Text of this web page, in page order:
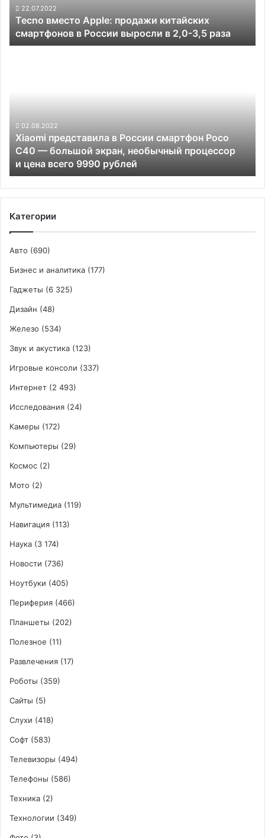
России
выросли
2,0-
22.07.2022
Tecno вместо Apple: продажи китайских
смартфонов в России выросли в 2,0-3,5 раза
C40
—
большой
экран,
необычный
процессор
и цена
всего
02.08.2022
Xiaomi представила в России смартфон Poco
C40 — большой экран, необычный процессор
и цена всего 9990 рублей
Категории
Авто (690)
Бизнес и аналитика (177)
Гаджеты (6 325)
Дизайн (48)
Железо (534)
Звук и акустика (123)
Игровые консоли (337)
Интернет (2 493)
Исследования (24)
Камеры (172)
Компьютеры (29)
Космос (2)
Мото (2)
Мультимедиа (119)
Навигация (113)
Наука (3 174)
Новости (736)
Ноутбуки (405)
Периферия (466)
Планшеты (202)
Полезное (11)
Развлечения (17)
Роботы (359)
Сайты (5)
Слухи (418)
Софт (583)
Телевизоры (494)
Телефоны (586)
Техника (2)
Технологии (349)